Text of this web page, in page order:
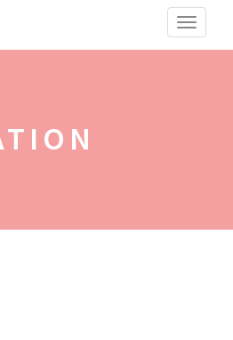
Toggle
ショッピングガーデン アク